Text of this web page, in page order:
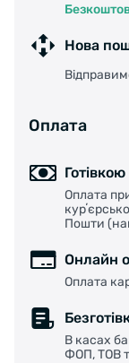
Нова
Оплата
Готівкою
Оплата
Пошти
Онлайн
Оплата
В касах
ФОП, ТОВ